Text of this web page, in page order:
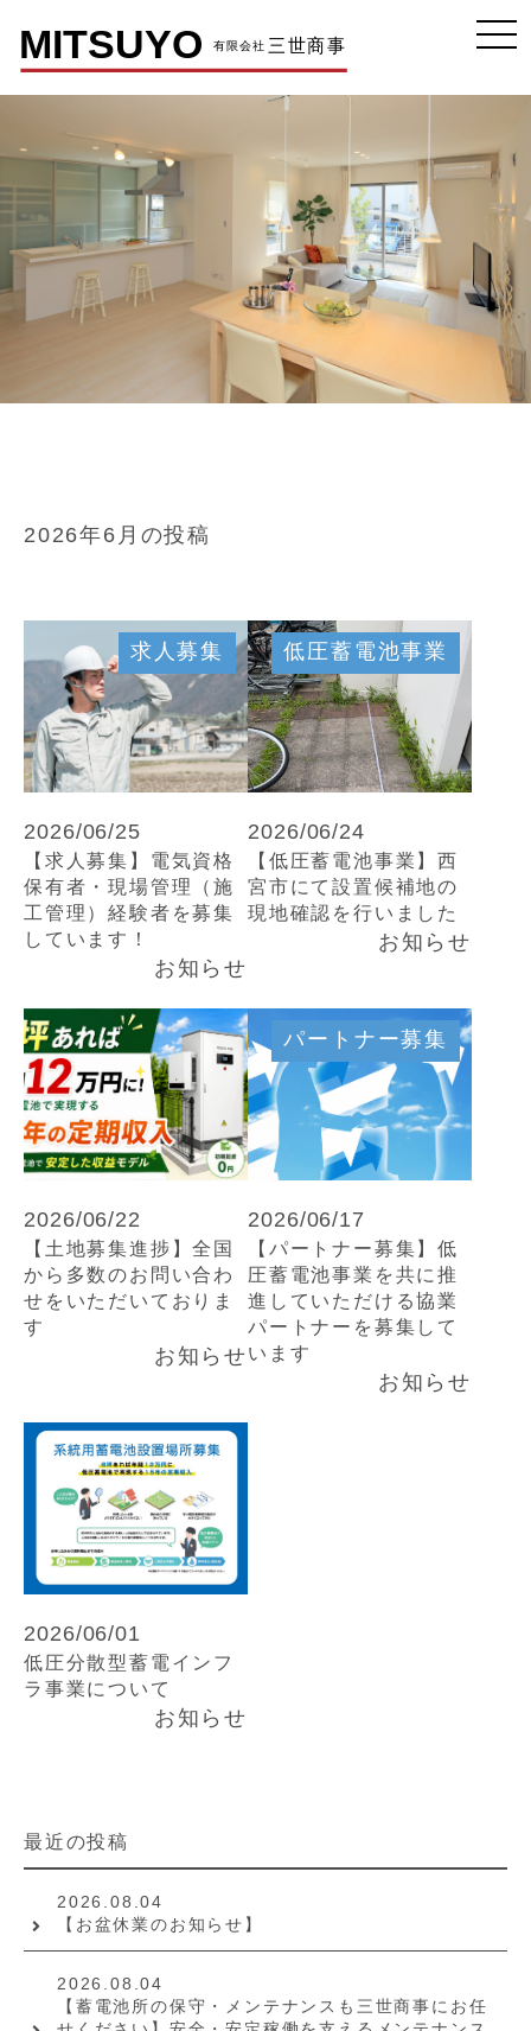
2026年6月の投稿
お知らせ
2026/06/25
【求人募集】電気資格
保有者・現場管理（施
工管理）経験者を募集
しています！
求人募集
お知らせ
2026/06/24
【低圧蓄電池事業】西
宮市にて設置候補地の
現地確認を行いました
低圧蓄電池事業
お知らせ
2026/06/22
【土地募集進捗】全国
から多数のお問い合わ
せをいただいておりま
す
お知らせ
2026/06/17
【パートナー募集】低
圧蓄電池事業を共に推
進していただける協業
パートナーを募集して
います
パートナー募集
お知らせ
2026/06/01
低圧分散型蓄電インフ
ラ事業について
最近の投稿
2026.08.04
【お盆休業のお知らせ】
2026.08.04
【蓄電池所の保守・メンテナンスも三世商事にお任